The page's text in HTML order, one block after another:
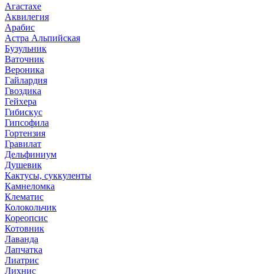
Агастахе
Аквилегия
Арабис
Астра Альпийская
Бузульник
Ваточник
Вероника
Гайлардия
Гвоздика
Гейхера
Гибискус
Гипсофила
Гортензия
Гравилат
Дельфиниум
Душевик
Кактусы, суккуленты
Камнеломка
Клематис
Колокольчик
Кореопсис
Котовник
Лаванда
Лапчатка
Лиатрис
Лихнис